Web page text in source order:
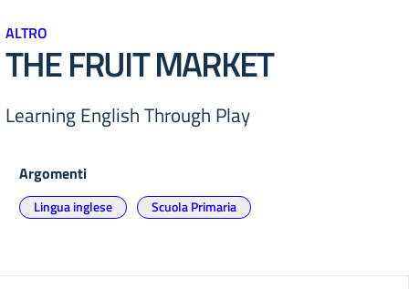
ALTRO
THE FRUIT MARKET
Learning English Through Play
Argomenti
Lingua inglese Scuola Primaria